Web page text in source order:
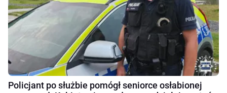
Policjant po służbie pomógł seniorce osłabionej